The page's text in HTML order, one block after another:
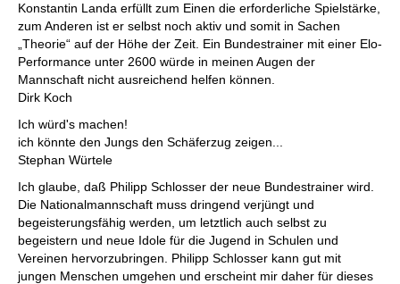
Konstantin Landa erfüllt zum Einen die erforderliche Spielstärke,
zum Anderen ist er selbst noch aktiv und somit in Sachen
„Theorie“ auf der Höhe der Zeit. Ein Bundestrainer mit einer Elo-
Performance unter 2600 würde in meinen Augen der
Mannschaft nicht ausreichend helfen können.
Dirk Koch
Ich würd's machen!
ich könnte den Jungs den Schäferzug zeigen...
Stephan Würtele
Ich glaube, daß Philipp Schlosser der neue Bundestrainer wird.
Die Nationalmannschaft muss dringend verjüngt und
begeisterungsfähig werden, um letztlich auch selbst zu
begeistern und neue Idole für die Jugend in Schulen und
Vereinen hervorzubringen. Philipp Schlosser kann gut mit
jungen Menschen umgehen und erscheint mir daher für dieses